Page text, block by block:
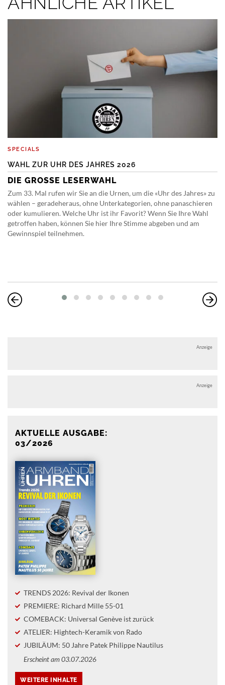
SPECIALS
WAHL ZUR UHR DES JAHRES 2026
DIE GROSSE LESERWAHL
Zum 33. Mal rufen wir Sie an die Urnen, um die «Uhr des Jahres» zu
wählen – geradeheraus, ohne Unterkategorien, ohne panaschieren
oder kumulieren. Welche Uhr ist ihr Favorit? Wenn Sie Ihre Wahl
getroffen haben, können Sie hier Ihre Stimme abgeben und am
Gewinnspiel teilnehmen.
Anzeige
Anzeige
AKTUELLE AUSGABE:
03/2026
TRENDS 2026: Revival der Ikonen
PREMIERE: Richard Mille 55-01
COMEBACK: Universal Genève ist zurück
ATELIER: Hightech-Keramik von Rado
JUBILÄUM: 50 Jahre Patek Philippe Nautilus
Erscheint am 03.07.2026